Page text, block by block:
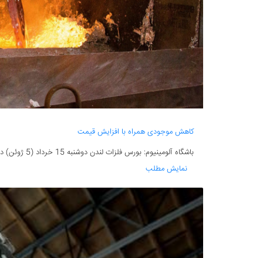
کاهش موجودی همراه با افزایش قیمت
باشگاه آلومینیوم: بورس فلزات لندن دوشنبه 15 خرداد (5 ژوئن) در حالی کار خود را آغاز کرد که فروش نقدی آلومینیوم در بورس 2214 دلار(تن) اعلام گردید. بورس فلزات...
نمایش مطلب